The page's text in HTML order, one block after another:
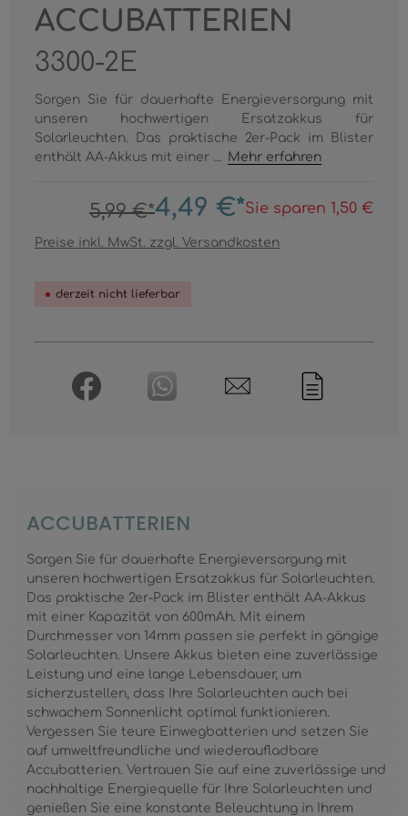
ACCUBATTERIEN
3300-2E
Sorgen Sie für dauerhafte Energieversorgung mit
unseren hochwertigen Ersatzakkus für
Solarleuchten. Das praktische 2er-Pack im Blister
enthält AA-Akkus mit einer ...
Mehr erfahren
5,99 €*4,49 €*Sie sparen 1,50 €
Preise inkl. MwSt. zzgl. Versandkosten
derzeit nicht lieferbar
ACCUBATTERIEN
Sorgen Sie für dauerhafte Energieversorgung mit
unseren hochwertigen Ersatzakkus für Solarleuchten.
Das praktische 2er-Pack im Blister enthält AA-Akkus
mit einer Kapazität von 600mAh. Mit einem
Durchmesser von 14mm passen sie perfekt in gängige
Solarleuchten. Unsere Akkus bieten eine zuverlässige
Leistung und eine lange Lebensdauer, um
sicherzustellen, dass Ihre Solarleuchten auch bei
schwachem Sonnenlicht optimal funktionieren.
Vergessen Sie teure Einwegbatterien und setzen Sie
auf umweltfreundliche und wiederaufladbare
Accubatterien. Vertrauen Sie auf eine zuverlässige und
nachhaltige Energiequelle für Ihre Solarleuchten und
genießen Sie eine konstante Beleuchtung in Ihrem